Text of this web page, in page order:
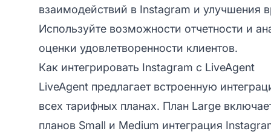
взаимодействий в Instagram и улучшения
Используйте возможности отчетности и
оценки удовлетворенности клиентов.
Как интегрировать Instagram с LiveAgent
LiveAgent предлагает встроенную
всех тарифных планах. План Large
планов Small и Medium интеграция